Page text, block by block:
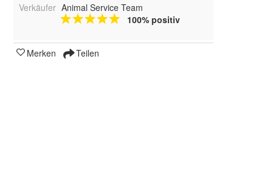
Verkäufer Animal Service Team
100% positiv
Merken Teilen